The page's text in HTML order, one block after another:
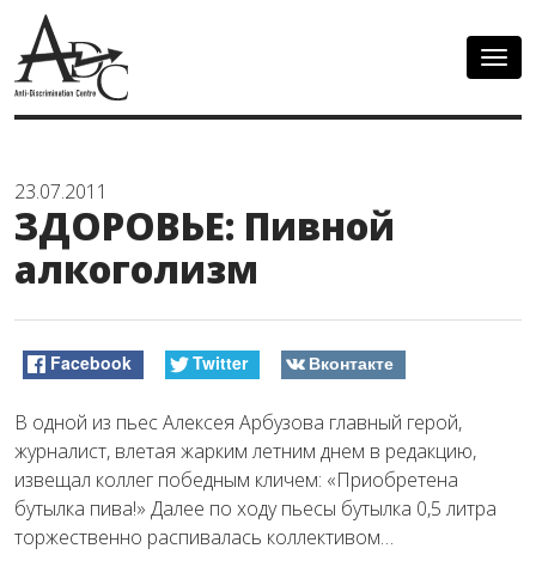
23.07.2011
ЗДОРОВЬЕ: Пивной
алкоголизм
Facebook Twitter Вконтакте
В одной из пьес Алексея Арбузова главный герой,
журналист, влетая жарким летним днем в редакцию,
извещал коллег победным кличем: «Приобретена
бутылка пива!» Далее по ходу пьесы бутылка 0,5 литра
торжественно распивалась коллективом…